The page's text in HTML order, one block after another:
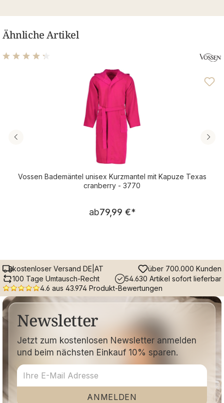
Ähnliche Artikel
Durchschnittliche Bewertung von 4.14 von 5 Sternen
Vossen Bademäntel unisex Kurzmantel mit Kapuze Texas
cranberry - 3770
Regulärer Preis:
ab79,99 €*
kostenloser Versand DE|AT
über 700.000 Kunden
100 Tage Umtausch-Recht
54.630 Artikel sofort lieferbar
4.6 aus 43.974 Produkt-Bewertungen
Newsletter
Jetzt zum kostenlosen Newsletter anmelden
und beim nächsten Einkauf 10% sparen.
ANMELDEN